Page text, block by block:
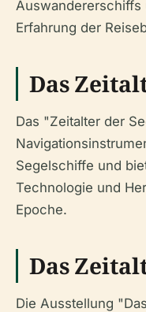
Auswandererschiffs
Erfahrung der
Das
Das "Zeitalter der
Segelschiffe und
Technologie und
Epoche.
Das
Die Ausstellung